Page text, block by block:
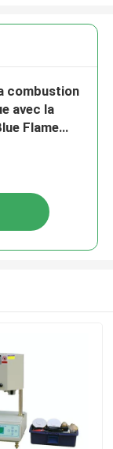
combustion
avec la
Flame